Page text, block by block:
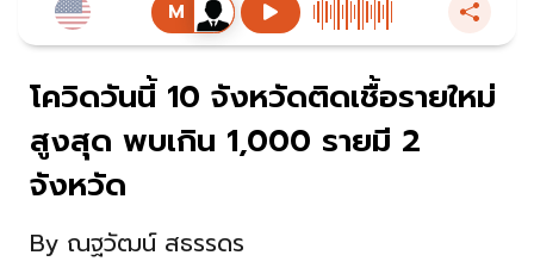
โควิดวันนี้ 10 จังหวัดติดเชื้อรายใหม่
สูงสุด พบเกิน 1,000 รายมี 2
จังหวัด
By ณฐวัฒน์ สธรรดร